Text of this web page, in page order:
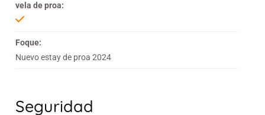
vela de proa:
Foque:
Nuevo estay de proa 2024
Seguridad